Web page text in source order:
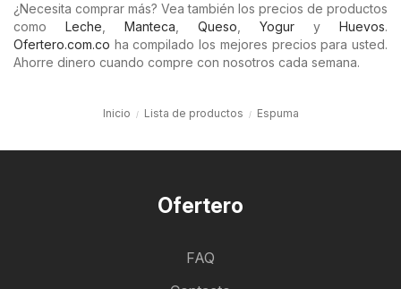
¿Necesita comprar más? Vea también los precios de productos
como Leche Manteca Queso Yogur y Huevos.
Ofertero.com.co ha compilado los mejores precios para usted.
Ahorre dinero cuando compre con nosotros cada semana.
Inicio Lista de productos Espuma
Ofertero
FAQ